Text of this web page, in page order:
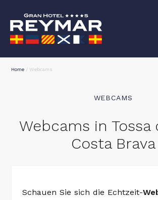
BRAVA
Home / Webcams
WEBCAMS
Webcams in Tossa
Costa Brava
Schauen Sie sich die Echtzeit-